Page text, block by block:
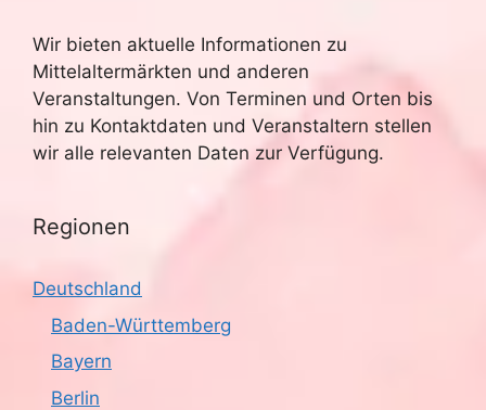
Wir bieten aktuelle Informationen zu
Mittelaltermärkten und anderen
Veranstaltungen. Von Terminen und Orten bis
hin zu Kontaktdaten und Veranstaltern stellen
wir alle relevanten Daten zur Verfügung.
Regionen
Deutschland
Baden-Württemberg
Bayern
Berlin